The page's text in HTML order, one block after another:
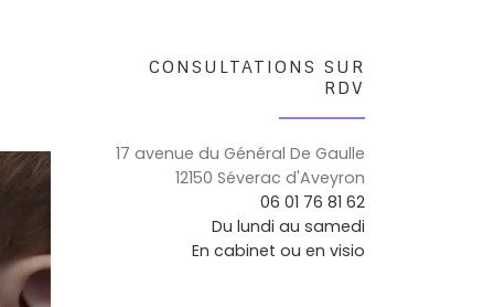
CONSULTATIONS SUR
RDV
17 avenue du Général De Gaulle
12150 Séverac d'Aveyron
06 01 76 81 62
Du lundi au samedi
En cabinet ou en visio